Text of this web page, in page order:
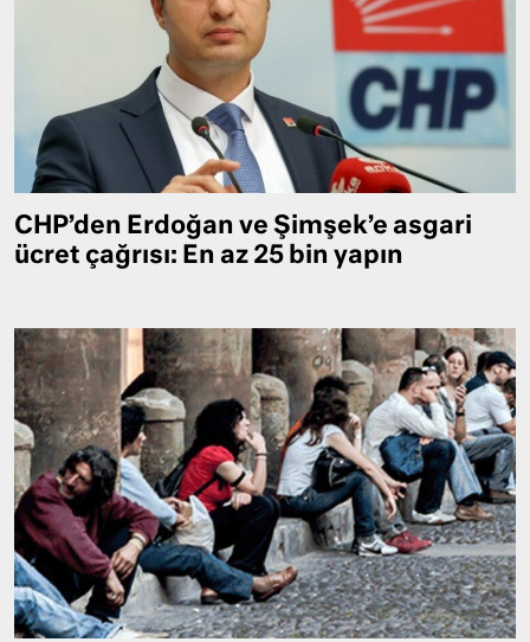
CHP’den Erdoğan ve Şimşek’e asgari
ücret çağrısı: En az 25 bin yapın